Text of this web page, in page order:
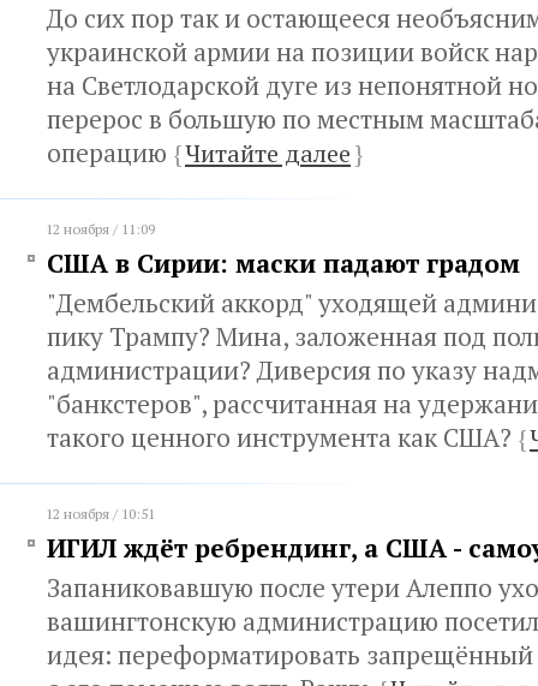
До сих пор так и остающееся
украинской армии на позиции войск
на Светлодарской дуге из непонятной
перерос в большую по местным
операцию {Читайте далее}
12 ноября / 11:09
США в Сирии: маски падают градом
"Дембельский аккорд" уходящей
пику Трампу? Мина, заложенная под
администрации? Диверсия по указу
"банкстеров", рассчитанная на
такого ценного инструмента как США? {
12 ноября / 10:51
ИГИЛ ждёт ребрендинг, а США -
Запаниковавшую после утери Алеппо
вашингтонскую администрацию
идея: переформатировать